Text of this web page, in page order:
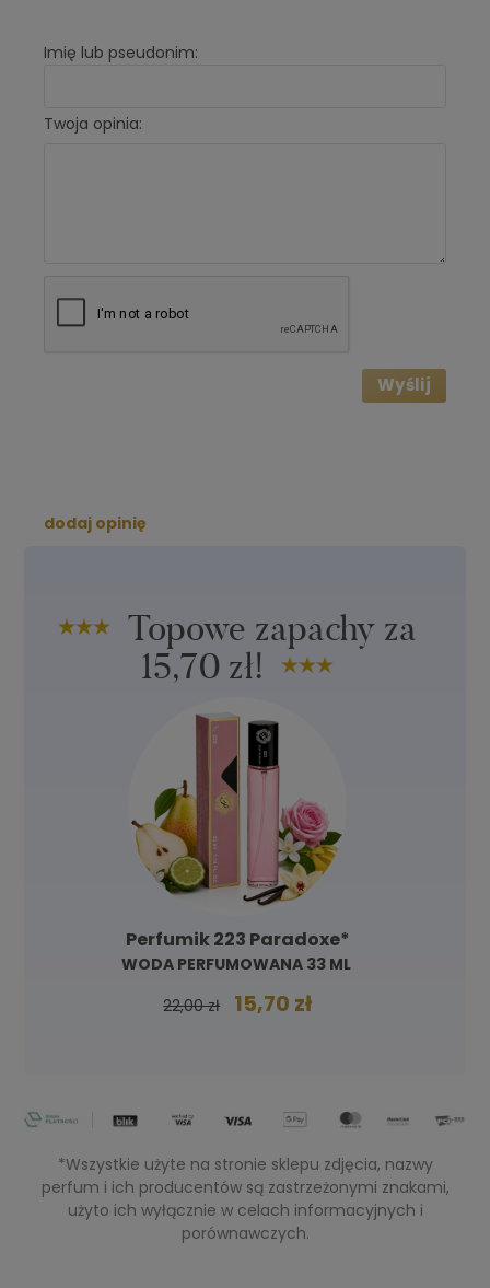
Imię lub pseudonim:
Twoja opinia:
Wyślij
dodaj opinię
Topowe zapachy za
15,70 zł!
Perfumik 223 Paradoxe*
WODA PERFUMOWANA 33 ML
22,00 zł
15,70 zł
*Wszystkie użyte na stronie sklepu zdjęcia, nazwy
perfum i ich producentów są zastrzeżonymi znakami,
użyto ich wyłącznie w celach informacyjnych i
porównawczych.